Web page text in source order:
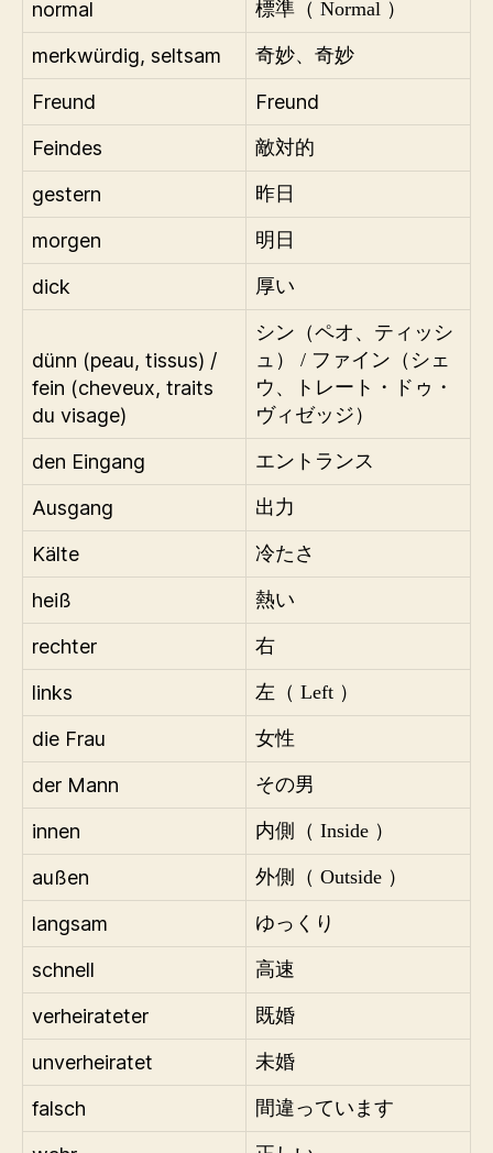
normal 標準（ Normal ）
merkwürdig, seltsam 奇妙、奇妙
Freund
Freund
Feindes
敵対的
gestern 昨日
morgen 明日
dick 厚い
dünn (peau, tissus) /
fein (cheveux, traits
du visage)
シン（ペオ、ティッシ
ュ） / ファイン（シェ
ウ、トレート・ドゥ・
ヴィゼッジ）
den Eingang エントランス
Ausgang 出力
Kälte 冷たさ
heiß 熱い
rechter 右
links 左（ Left ）
die Frau 女性
der Mann その男
innen 内側（ Inside ）
außen 外側（ Outside ）
langsam ゆっくり
schnell 高速
verheirateter 既婚
unverheiratet 未婚
falsch 間違っています